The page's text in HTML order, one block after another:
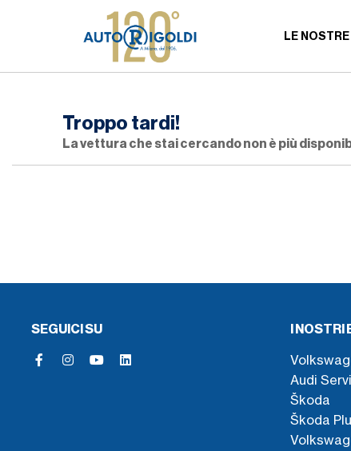
LE
Troppo tardi!
La vettura che stai cercando non è più
SEGUICI SU I NOSTRI
Audi
Škoda
Škoda